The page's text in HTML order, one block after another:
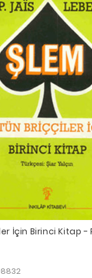
İçin Birinci Kitap -